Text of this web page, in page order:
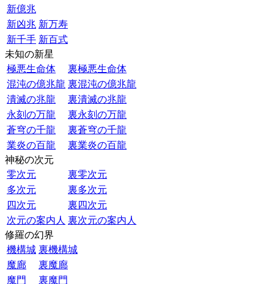
新億兆
新凶兆 新万寿
新千手 新百式
未知の新星
極悪生命体
裏極悪生命体
混沌の億兆龍 裏混沌の億兆龍
潰滅の兆龍
裏潰滅の兆龍
永刻の万龍
裏永刻の万龍
蒼穹の千龍
裏蒼穹の千龍
業炎の百龍
裏業炎の百龍
神秘の次元
零次元
裏零次元
多次元
裏多次元
四次元
裏四次元
次元の案内人 裏次元の案内人
修羅の幻界
機構城 裏機構城
魔廊
裏魔廊
魔門
裏魔門